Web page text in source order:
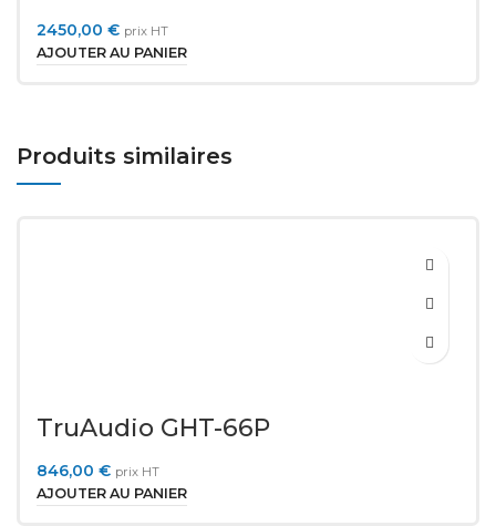
2450,00 € prix HT
AJOUTER AU PANIER
Produits similaires
TruAudio GHT-66P
846,00 € prix HT
AJOUTER AU PANIER